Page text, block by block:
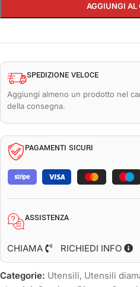
AGGIUNGI AL
SPEDIZIONE VELOCE
Aggiungi almeno un prodotto nel
della consegna.
PAGAMENTI SICURI
ASSISTENZA
CHIAMA RICHIEDI INFO
Categorie: Utensili, Utensili